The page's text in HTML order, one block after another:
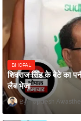
BHOPAL
शिवराज सिंह के बेटे का
लैब भेजा
Updesh